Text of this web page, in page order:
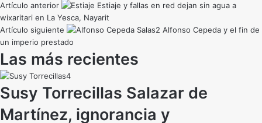
Artículo anterior
Estiaje y fallas en red dejan sin agua a
wixaritari en La Yesca, Nayarit
Artículo siguiente
Alfonso Cepeda y el fin de
un imperio prestado
Las más recientes
Susy Torrecillas Salazar de
Martínez, ignorancia y